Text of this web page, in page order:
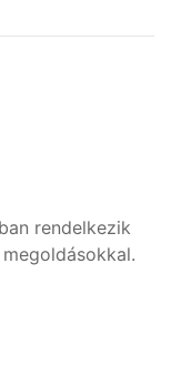
rendelkezik